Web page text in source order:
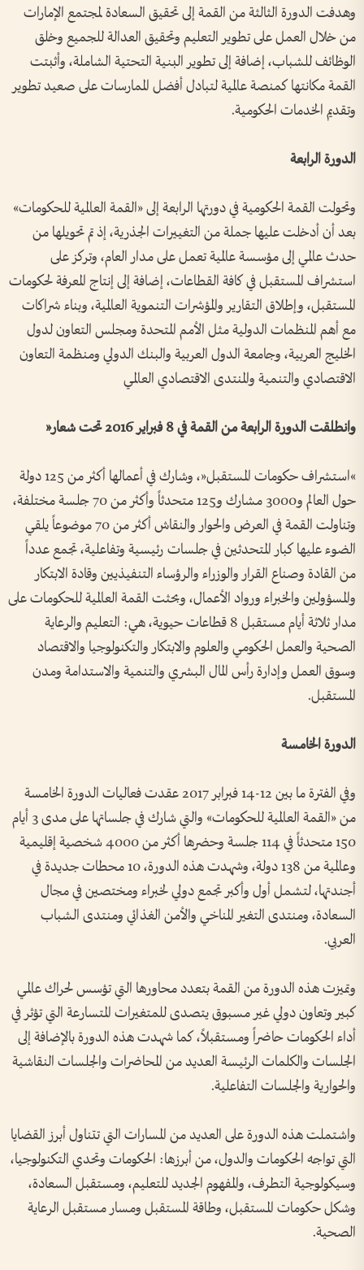
وهدفت الدورة الثالثة من القمة إلى تحقيق السعادة لمجتمع الإمارات
من خلال العمل على تطوير التعليم وتحقيق العدالة للجميع وخلق
الوظائف للشباب، إضافة إلى تطوير البنية التحتية الشاملة، وأثبتت
القمة مكانتها كمنصة عالمية لتبادل أفضل الممارسات على صعيد تطوير
وتقديم الخدمات الحكومية.
الدورة الرابعة
وتحولت القمة الحكومية في دورتها الرابعة إلى «القمة العالمية للحكومات»
بعد أن أدخلت عليها جملة من التغييرات الجذرية، إذ تم تحويلها من
حدث عالمي إلى مؤسسة عالمية تعمل على مدار العام، وتركز على
استشراف المستقبل في كافة القطاعات، إضافة إلى إنتاج المعرفة لحكومات
المستقبل، وإطلاق التقارير والمؤشرات التنموية العالمية، وبناء شراكات
مع أهم المنظمات الدولية مثل الأمم المتحدة ومجلس التعاون لدول
الخليج العربية، وجامعة الدول العربية والبنك الدولي ومنظمة التعاون
الاقتصادي والتنمية والمنتدى الاقتصادي العالمي
وانطلقت الدورة الرابعة من القمة في 8 فبراير 2016 تحت شعار«
»استشراف حكومات المستقبل«، وشارك في أعمالها أكثر من 125 دولة
حول العالم و3000 مشارك و125 متحدثاً وأكثر من 70 جلسة مختلفة،
وتناولت القمة في العرض والحوار والنقاش أكثر من 70 موضوعاً يلقي
الضوء عليها كبار المتحدثين في جلسات رئيسية وتفاعلية، تجمع عدداً
من القادة وصناع القرار والوزراء والرؤساء التنفيذيين وقادة الابتكار
والمسؤولين والخبراء ورواد الأعمال، وبحثت القمة العالمية للحكومات على
مدار ثلاثة أيام مستقبل 8 قطاعات حيوية، هي: التعليم والرعاية
الصحية والعمل الحكومي والعلوم والابتكار والتكنولوجيا والاقتصاد
وسوق العمل وإدارة رأس المال البشري والتنمية والاستدامة ومدن
المستقبل.
الدورة الخامسة
وفي الفترة ما بين 12-14 فبرابر 2017 عقدت فعاليات الدورة الخامسة
من «القمة العالمية للحكومات» والتي شارك في جلساتها على مدى 3 أيام
150 متحدثاً في 114 جلسة وحضرها أكثر من 4000 شخصية إقليمية
وعالمية من 138 دولة، وشهدت هذه الدورة، 10 محطات جديدة في
أجندتها، لتشمل أول وأكبر تجمع دولي لخبراء ومختصين في مجال
السعادة، ومنتدى التغير المناخي والأمن الغذائي ومنتدى الشباب
العربي.
وتميزت هذه الدورة من القمة بتعدد محاورها التي تؤسس لحراك عالمي
كبير وتعاون دولي غير مسبوق يتصدى للمتغيرات المتسارعة التي تؤثر في
أداء الحكومات حاضراً ومستقبلاً، كما شهدت هذه الدورة بالإضافة إلى
الجلسات والكلمات الرئيسة العديد من المحاضرات والجلسات النقاشية
والحوارية والجلسات التفاعلية.
واشتملت هذه الدورة على العديد من المسارات التي تتناول أبرز القضايا
التي تواجه الحكومات والدول، من أبرزها: الحكومات وتحدي التكنولوجيا،
وسيكولوجية التطرف، والمفهوم الجديد للتعليم، ومستقبل السعادة،
وشكل حكومات المستقبل، وطاقة المستقبل ومسار مستقبل الرعاية
الصحية.